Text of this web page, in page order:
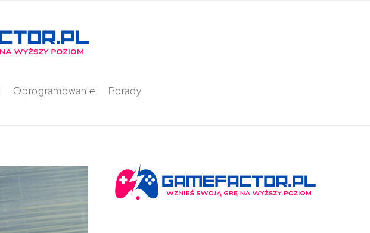
Oprogramowanie Porady